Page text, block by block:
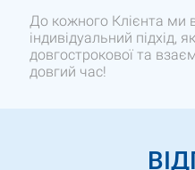
До кожного Клієнта ми
індивідуальний підхід,
довгострокової та
довгий час!